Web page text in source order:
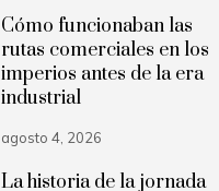
Cómo funcionaban las
rutas comerciales en los
imperios antes de la era
industrial
agosto 4, 2026
La historia de la jornada